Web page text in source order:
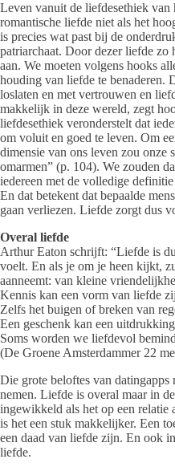
Leven vanuit de liefdesethiek van
romantische liefde niet als het
is precies wat past bij de
patriarchaat. Door dezer liefde zo
aan. We moeten volgens hooks
houding van liefde te benaderen.
loslaten en met vertrouwen en
makkelijk in deze wereld, zegt
liefdesethiek veronderstelt dat
om voluit en goed te leven. Om
dimensie van ons leven zou onze
omarmen” (p. 104). We zouden
iedereen met de volledige
En dat betekent dat bepaalde
gaan verliezen. Liefde zorgt dus
Overal liefde
Arthur Eaton schrijft: “Liefde is
voelt. En als je om je heen kijkt,
aanneemt: van kleine
Kennis kan een vorm van liefde
Zelfs het buigen of breken van
Een geschenk kan een
Soms worden we liefdevol
(De Groene Amsterdammer 22
Die grote beloftes van
nemen. Liefde is overal maar in
ingewikkeld als het op een relatie
is het een stuk makkelijker. Een
een daad van liefde zijn. En ook
liefde.